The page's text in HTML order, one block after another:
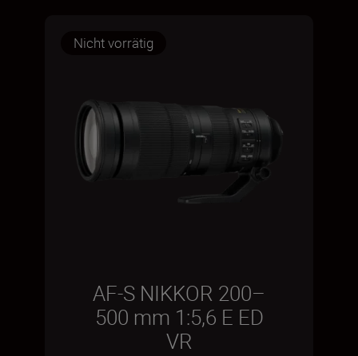
Nicht vorrätig
AF-S NIKKOR 200–
500 mm 1:5,6 E ED
VR